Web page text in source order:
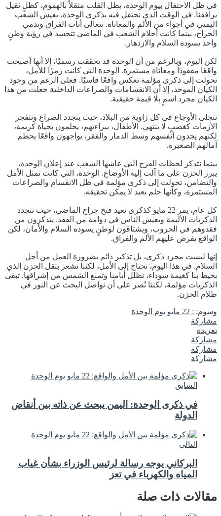
في ظل الاحتفال بيوم الوحدة، يظل القلب مثقلاً بالهموم، كظلٍ ثقيل
يرافقنا. في الوقت الذي نحتفل فيه بذكرى الوحدة، يعيش الشعب
اليمني في أجواء من الألم والمعاناة. تتعالى أنات الفراق وتدمي
الجراح، بينما كانت أحلام الشعب في الماضي تتجسد في رؤية وطنٍ
واحد يسوده السلام والازدهار.
لكن اليوم، وبالرغم من أن الوحدة قد تحققت رسميًا، إلا أنها أصبحت
واقعًا مفقودًا ومعاناة مستمرة. الوحدة التي كانت رمزًا للأمل،
تحولت إلى ذكرى مؤلمة تعكس واقعًا قاسيًا. فعلى الرغم من وجود
الكيان الموحد، إلا أن الانقسامات والصراعات الداخلية جعلت من هذا
الكيان مجرد اسمٍ بلا قيمة حقيقية.
تتجلى الأوجاع في كل زاوية من البلاد، حيث يتجدد الصراع وتتفجر
الأزمات كغضبٍ لا ينتهي. الأطفال، ببراءتهم، يحلمون بحياة كريمة،
لكنهم يجدون أنفسهم وسط الدمار والفقر، يواجهون واقعًا يحطم
آمالهم الصغيرة.
بينما نتذكر لحظات الفرح التي عاشها الشعب عند إعلان الوحدة،
يبرز الحزن على ما آلت إليه الأوضاع. الوحدة، التي كانت تمثل الأمل
والتضامن، تحولت إلى ذكرى مؤلمة في ظل الانقسام والصراعات
المستمرة، وكأنها حلم بعيد لا يمكن تحقيقه.
كل عام، يمر 22 مايو كذكرى تعيد فتح جراح الماضي، حيث تتجدد
الذكريات الأليمة ويعيش الناس في دوامة من الفقد. يتذكرون من
فقدوهم في الحروب، ويشتاقون لوطنٍ يسوده السلام والأمان، لكن
الواقع يفرض عليهم الألم والفراق.
إنها ليست مجرد ذكرى، بل تذكير دائم بضرورة العمل من أجل
السلام. في هذا اليوم، نحتاج إلى الأمل، لكننا نشعر بثقل الحزن الذي
يحيط بنا كغيمة سوداء، تظلل أيامنا وتمنع الشمس من إشراقها. تبقى
الذكريات مؤلمة، لكننا نُصر على أن نواصل البحث عن النور في
ظلام الحزن.
وسوم: : 22 مايو يوم الوحدة
مشاركة
تغريدة
مشاركة
مشاركة
مشاركة
السابق
في ذكرى الوحدة: اليمن يبحث عن ذاته بين أنقاض
الدولة
التالى
البركاني يوجه رسالة لرئيس الوزراء بشأن غياب
المياه والكهرباء في تعز
مقالات ذات صلة